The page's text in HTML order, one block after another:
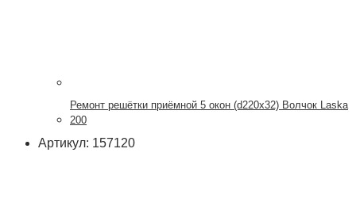
Ремонт решётки приёмной 5 окон (d220х32) Волчок Laska
200
Артикул: 157120